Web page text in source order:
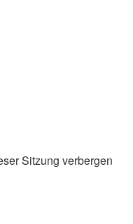
Sitzung verbergen